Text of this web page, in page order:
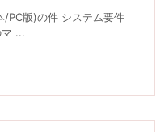
PC版)の件 システム要件
マ ...